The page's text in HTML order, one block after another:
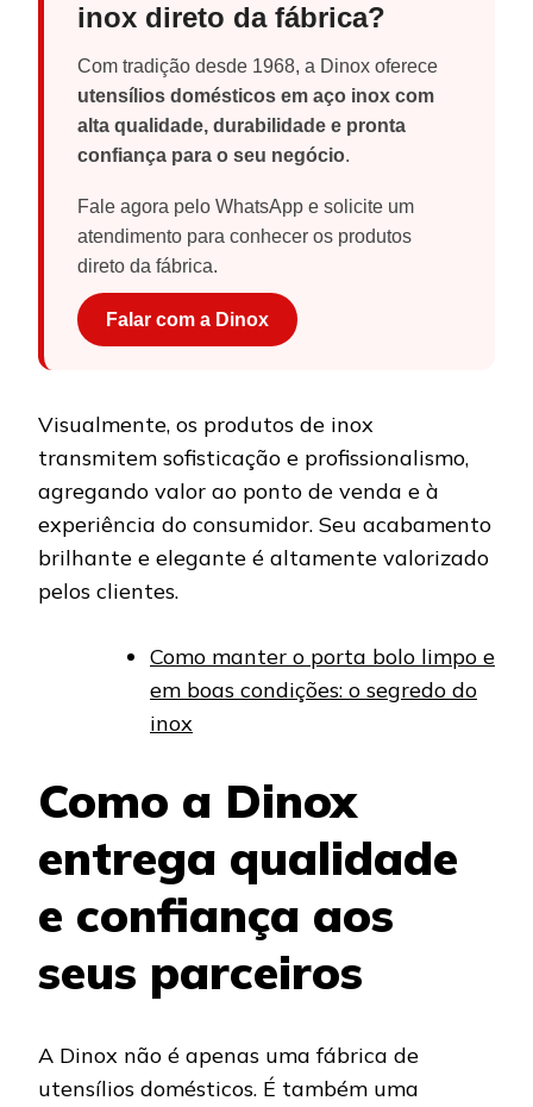
inox direto da fábrica?
Com tradição desde 1968, a Dinox oferece
utensílios domésticos em aço inox com
alta qualidade, durabilidade e pronta
confiança para o seu negócio.
Fale agora pelo WhatsApp e solicite um
atendimento para conhecer os produtos
direto da fábrica.
Falar com a Dinox
Visualmente, os produtos de inox
transmitem sofisticação e profissionalismo,
agregando valor ao ponto de venda e à
experiência do consumidor. Seu acabamento
brilhante e elegante é altamente valorizado
pelos clientes.
Como manter o porta bolo limpo e
em boas condições: o segredo do
inox
Como a Dinox
entrega qualidade
e confiança aos
seus parceiros
A Dinox não é apenas uma fábrica de
utensílios domésticos. É também uma